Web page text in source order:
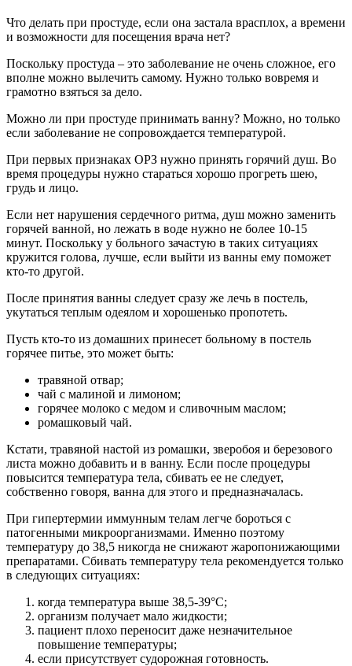
Что делать при простуде, если она застала врасплох, а времени
и возможности для посещения врача нет?
Поскольку простуда – это заболевание не очень сложное, его
вполне можно вылечить самому. Нужно только вовремя и
грамотно взяться за дело.
Можно ли при простуде принимать ванну? Можно, но только
если заболевание не сопровождается температурой.
При первых признаках ОРЗ нужно принять горячий душ. Во
время процедуры нужно стараться хорошо прогреть шею,
грудь и лицо.
Если нет нарушения сердечного ритма, душ можно заменить
горячей ванной, но лежать в воде нужно не более 10-15
минут. Поскольку у больного зачастую в таких ситуациях
кружится голова, лучше, если выйти из ванны ему поможет
кто-то другой.
После принятия ванны следует сразу же лечь в постель,
укутаться теплым одеялом и хорошенько пропотеть.
Пусть кто-то из домашних принесет больному в постель
горячее питье, это может быть:
травяной отвар;
чай с малиной и лимоном;
горячее молоко с медом и сливочным маслом;
ромашковый чай.
Кстати, травяной настой из ромашки, зверобоя и березового
листа можно добавить и в ванну. Если после процедуры
повысится температура тела, сбивать ее не следует,
собственно говоря, ванна для этого и предназначалась.
При гипертермии иммунным телам легче бороться с
патогенными микроорганизмами. Именно поэтому
температуру до 38,5 никогда не снижают жаропонижающими
препаратами. Сбивать температуру тела рекомендуется только
в следующих ситуациях:
когда температура выше 38,5-39°С;
организм получает мало жидкости;
пациент плохо переносит даже незначительное
повышение температуры;
если присутствует судорожная готовность.